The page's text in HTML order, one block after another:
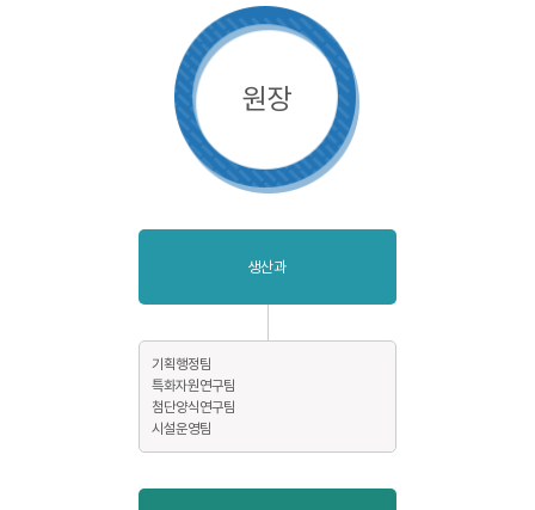
원장
생산과
기획행정팀
특화자원연구팀
첨단양식연구팀
시설운영팀